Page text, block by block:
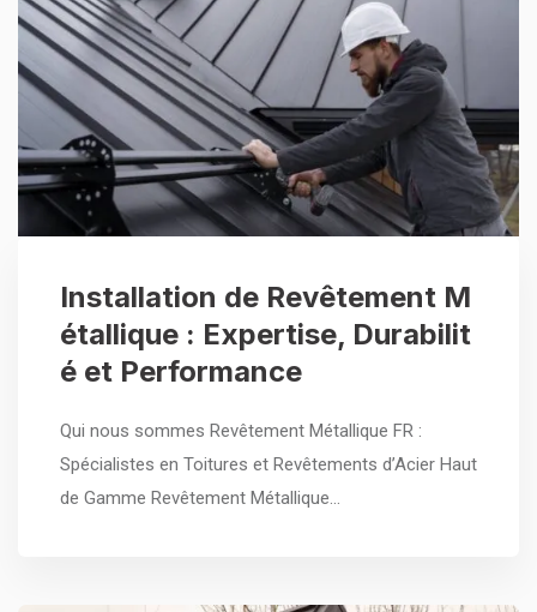
Installation de Revêtement M
étallique : Expertise, Durabilit
é et Performance
Qui nous sommes Revêtement Métallique FR :
Spécialistes en Toitures et Revêtements d’Acier Haut
de Gamme Revêtement Métallique…